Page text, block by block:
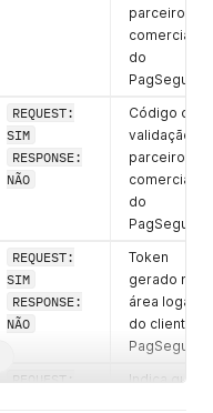
parceiros
comerciais
do
PagSeguro
REQUEST:
SIM
RESPONSE:
NÃO
Código de
validação do
parceiro
comercial
do
PagSeguro
REQUEST:
SIM
RESPONSE:
NÃO
Token
gerado na
área logada
do cliente
PagSeguro
REQUEST:
Indica qual a